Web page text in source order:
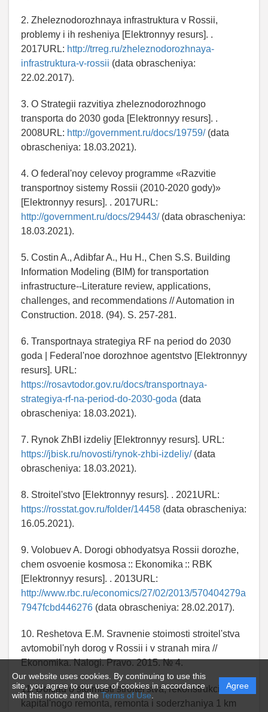
Our website uses cookies. By continuing to use this
site, you agree to our use of cookies in accordance
with this notice and the Terms of Use.
Agree
2. Zheleznodorozhnaya infrastruktura v Rossii,
problemy i ih resheniya [Elektronnyy resurs]. .
2017URL: http://trreg.ru/zheleznodorozhnaya-
infrastruktura-v-rossii (data obrascheniya:
22.02.2017).
3. O Strategii razvitiya zheleznodorozhnogo
transporta do 2030 goda [Elektronnyy resurs]. .
2008URL: http://government.ru/docs/19759/(data
obrascheniya: 18.03.2021).
4. O federal'noy celevoy programme «Razvitie
transportnoy sistemy Rossii (2010-2020 gody)»
[Elektronnyy resurs]. . 2017URL:
http://government.ru/docs/29443/(data obrascheniya:
18.03.2021).
5. Costin A., Adibfar A., Hu H., Chen S.S. Building
Information Modeling (BIM) for transportation
infrastructure--Literature review, applications,
challenges, and recommendations // Automation in
Construction. 2018. (94). S. 257-281.
6. Transportnaya strategiya RF na period do 2030
goda | Federal'noe dorozhnoe agentstvo [Elektronnyy
resurs]. URL:
https://rosavtodor.gov.ru/docs/transportnaya-
strategiya-rf-na-period-do-2030-goda (data
obrascheniya: 18.03.2021).
7. Rynok ZhBI izdeliy [Elektronnyy resurs]. URL:
https://jbisk.ru/novosti/rynok-zhbi-izdeliy/(data
obrascheniya: 18.03.2021).
8. Stroitel'stvo [Elektronnyy resurs]. . 2021URL:
https://rosstat.gov.ru/folder/14458 (data obrascheniya:
16.05.2021).
9. Volobuev A. Dorogi obhodyatsya Rossii dorozhe,
chem osvoenie kosmosa :: Ekonomika :: RBK
[Elektronnyy resurs]. . 2013URL:
http://www.rbc.ru/economics/27/02/2013/570404279a
7947fcbd446276 (data obrascheniya: 28.02.2017).
10. Reshetova E.M. Sravnenie stoimosti stroitel'stva
avtomobil'nyh dorog v Rossii i v stranah mira //
Ekonomika. Nalogi. Pravo. 2015. № 4.
11. Doklad o stoimosti stroitel'stva, rekonstrukcii,
kapital'nogo remonta, remonta i soderzhaniya 1 km